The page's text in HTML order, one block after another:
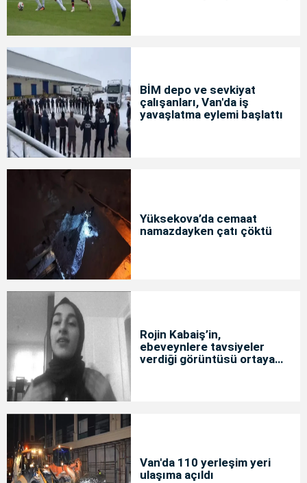
BİM depo ve sevkiyat
çalışanları, Van'da iş
yavaşlatma eylemi başlattı
Yüksekova’da cemaat
namazdayken çatı çöktü
Rojin Kabaiş’in,
ebeveynlere tavsiyeler
verdiği görüntüsü ortaya
Van'da 110 yerleşim yeri
ulaşıma açıldı